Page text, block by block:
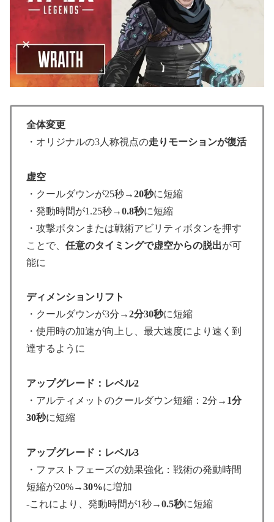
全体変更
・オリジナルの3人称視点の走りモーションが復活
虚空
・クールダウンが25秒→20秒に短縮
・発動時間が1.25秒→0.8秒に短縮
・攻撃ボタンまたは戦術アビリティボタンを押す
ことで、 任意のタイミングで虚空からの脱出が可
能に
ディメンションリフト
・クールダウンが3分→2分30秒に短縮
・使用時の加速が向上し、最大速度により速く到
達するように
アップグレード：レベル2
・アルティメットのクールダウン短縮：2分→ 1分
30秒に短縮
アップグレード：レベル3
・ファストフェーズの効果強化：戦術の発動時間
短縮が20%→30%に増加
-これにより、発動時間が1秒→0.5秒に短縮